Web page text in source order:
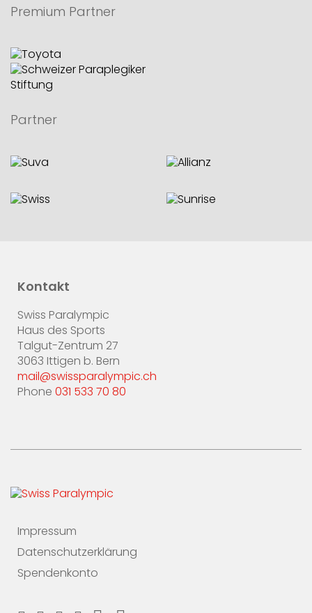
Premium Partner
Partner
Kontakt
Swiss Paralympic
Haus des Sports
Talgut-Zentrum 27
3063 Ittigen b. Bern
mail@swissparalympic.ch
Phone 031 533 70 80
Impressum
Datenschutzerklärung
Spendenkonto